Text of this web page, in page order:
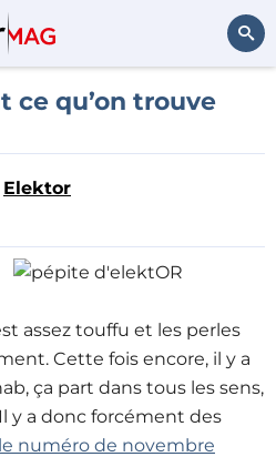
Rechercher
ce qu’on trouve
Elektor
assez touffu et les perles
Cette fois encore, il y a
ça part dans tous les sens,
y a donc forcément des
le numéro de novembre